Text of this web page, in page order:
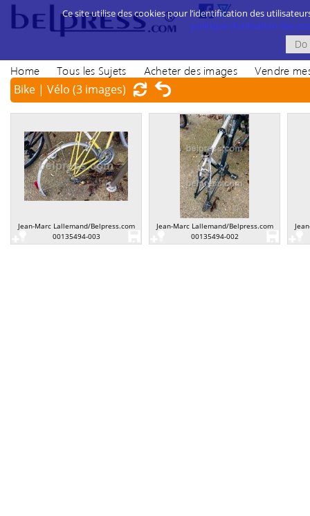
Home Tous les Sujets Acheter des images Vendre
Bike | Vélo (3 images)
Jean-Marc Lallemand/Belpress.com
00135494-003
Jean-Marc Lallemand/Belpress.com
00135494-002
Ce site utilise des cookies pour l’identification des
politique d’utilisation des